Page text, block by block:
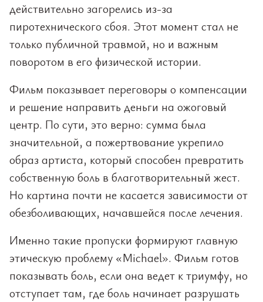
действительно загорелись из-за
пиротехнического сбоя. Этот момент стал не
только публичной травмой, но и важным
поворотом в его физической истории.
Фильм показывает переговоры о компенсации
и решение направить деньги на ожоговый
центр. По сути, это верно: сумма была
значительной, а пожертвование укрепило
образ артиста, который способен превратить
собственную боль в благотворительный жест.
Но картина почти не касается зависимости от
обезболивающих, начавшейся после лечения.
Именно такие пропуски формируют главную
этическую проблему «Michael». Фильм готов
показывать боль, если она ведет к триумфу, но
отступает там, где боль начинает разрушать